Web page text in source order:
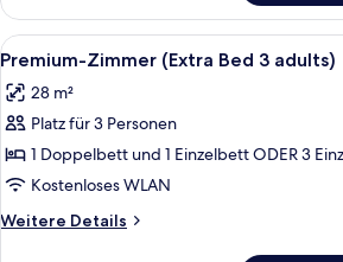
child)
anzeigen
Zimmer
(Extra
Bed
adults
+
child)
Alle
Fotos
für
Premium-
Zimmer
(Extra
Bed
3
Ein
11
Premium-Zimmer (Extra Bed 3 adults)
28 m²
Platz für 3 Personen
1 Doppelbett und 1 Einzelbett ODER 3
Kostenloses WLAN
Weitere Details
Weitere